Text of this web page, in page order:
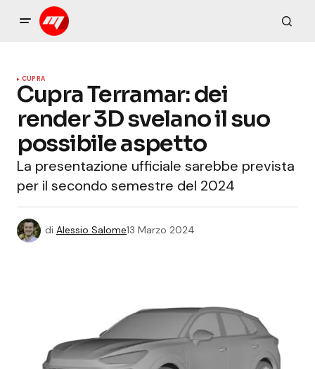
CUPRA
Cupra Terramar: dei
render 3D svelano il suo
possibile aspetto
La presentazione ufficiale sarebbe prevista
per il secondo semestre del 2024
di Alessio Salome13 Marzo 2024